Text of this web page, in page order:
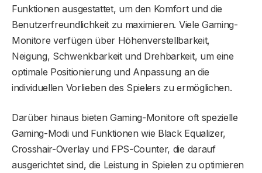
Funktionen ausgestattet, um den Komfort und die
Benutzerfreundlichkeit zu maximieren. Viele Gaming-
Monitore verfügen über Höhenverstellbarkeit,
Neigung, Schwenkbarkeit und Drehbarkeit, um eine
optimale Positionierung und Anpassung an die
individuellen Vorlieben des Spielers zu ermöglichen.
Darüber hinaus bieten Gaming-Monitore oft spezielle
Gaming-Modi und Funktionen wie Black Equalizer,
Crosshair-Overlay und FPS-Counter, die darauf
ausgerichtet sind, die Leistung in Spielen zu optimieren